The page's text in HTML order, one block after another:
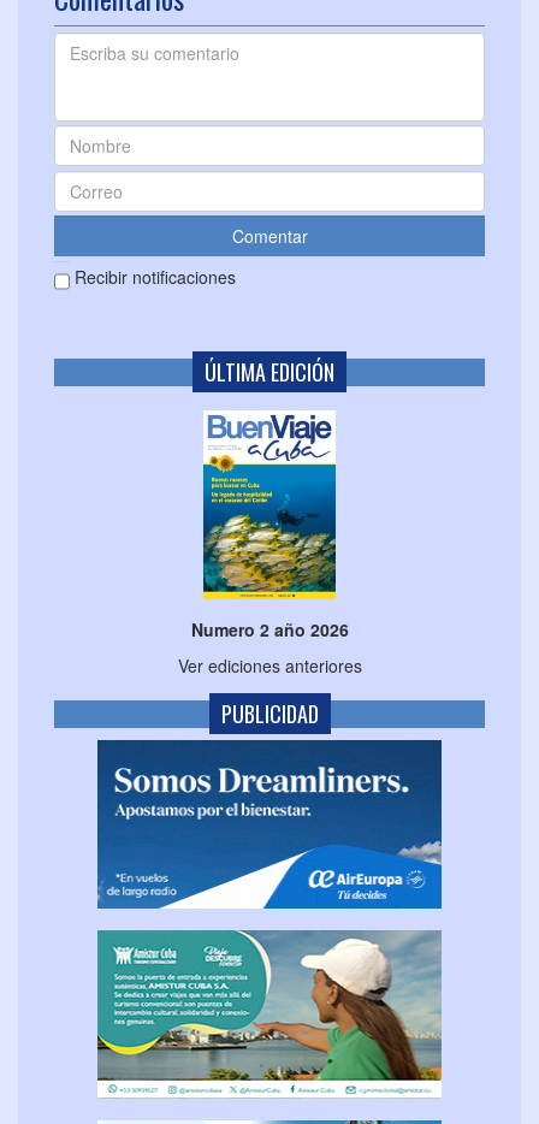
Recibir notificaciones
ÚLTIMA EDICIÓN
Numero 2 año 2026
Ver ediciones anteriores
PUBLICIDAD